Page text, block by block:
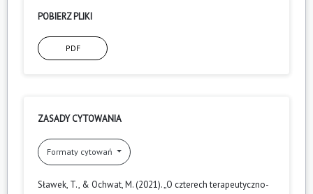
POBIERZ PLIKI
PDF
ZASADY CYTOWANIA
Formaty cytowań
Sławek, T., & Ochwat, M. (2021). „O czterech terapeutyczno-